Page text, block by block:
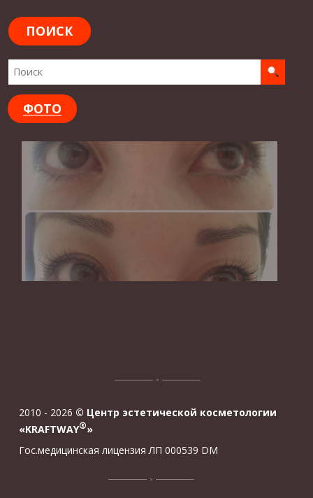
ПОИСК
ФОТО
2010 - 2026 © Центр эстетической косметологии
«KRAFTWAY®»
Гос.медицинская лицензия ЛП 000539 DM